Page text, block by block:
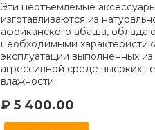
Эти неотъемлемые аксессуары
изготавливаются из
африканского абаша,
необходимыми
эксплуатации выполненных
агрессивной среде высоких
влажности
₽ 5 400.00